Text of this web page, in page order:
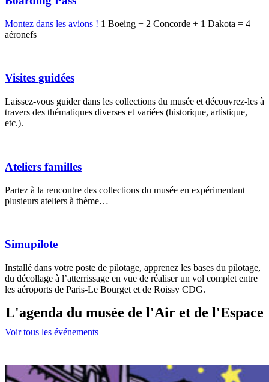
Montez dans les avions ! 1 Boeing + 2 Concorde + 1 Dakota = 4
aéronefs
Visites guidées
Laissez-vous guider dans les collections du musée et découvrez-les à
travers des thématiques diverses et variées (historique, artistique,
etc.).
Ateliers familles
Partez à la rencontre des collections du musée en expérimentant
plusieurs ateliers à thème…
Simupilote
Installé dans votre poste de pilotage, apprenez les bases du pilotage,
du décollage à l’atterrissage en vue de réaliser un vol complet entre
les aéroports de Paris-Le Bourget et de Roissy CDG.
L'agenda du musée de l'Air et de l'Espace
Voir tous les événements